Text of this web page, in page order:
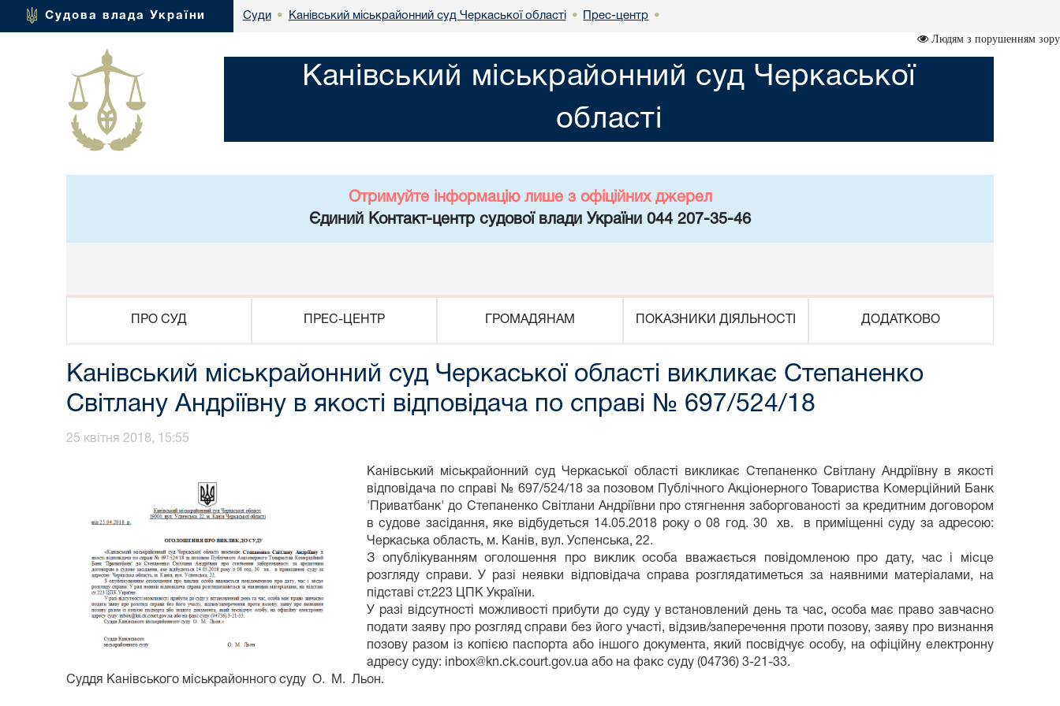
Судова влада України Суди • Канівський міськрайонний суд Черкаської області • Прес-центр •
Людям з порушенням зору
Канівський міськрайонний суд Черкаської
області
Отримуйте інформацію лише з офіційних джерел
Єдиний Контакт-центр судової влади України 044 207-35-46
ПРО СУД ПРЕС-ЦЕНТР ГРОМАДЯНАМ ПОКАЗНИКИ ДІЯЛЬНОСТІ ДОДАТКОВО
Канівський міськрайонний суд Черкаської області викликає Степаненко
Світлану Андріївну в якості відповідача по справі № 697/524/18
25 квітня 2018, 15:55
Канівський міськрайонний суд Черкаської області викликає Степаненко Світлану Андріївну в якості
відповідача по справі № 697/524/18 за позовом Публічного Акціонерного Товариства Комерційний Банк
'Приватбанк' до Степаненко Світлани Андріївни про стягнення заборгованості за кредитним договором
в судове засідання, яке відбудеться 14.05.2018 року о 08 год. 30 хв. в приміщенні суду за адресою:
Черкаська область, м. Канів, вул. Успенська, 22.
З опублікуванням оголошення про виклик особа вважається повідомленою про дату, час і місце
розгляду справи. У разі неявки відповідача справа розглядатиметься за наявними матеріалами, на
підставі ст.223 ЦПК України.
У разі відсутності можливості прибути до суду у встановлений день та час, особа має право завчасно
подати заяву про розгляд справи без його участі, відзив/заперечення проти позову, заяву про визнання
позову разом із копією паспорта або іншого документа, який посвідчує особу, на офіційну електронну
адресу суду: inbox@kn.ck.court.gov.ua або на факс суду (04736) 3-21-33.
Суддя Канівського міськрайонного суду О. М. Льон.